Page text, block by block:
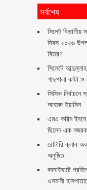
সর্বশেষ
সিলেট বিভাগীয়
দিবস ২০২৬
বিতরণ ‎ ‎
সিলেটে
গাছপালা কাটা
সিসিক নির্বাচনে
আহমদ ইয়াসিন
এমএ করিম ইবনে
ছিলেন এক
রোটারি ক্লাব
অনুষ্ঠিত
কানাইঘাটে
ওসমানী